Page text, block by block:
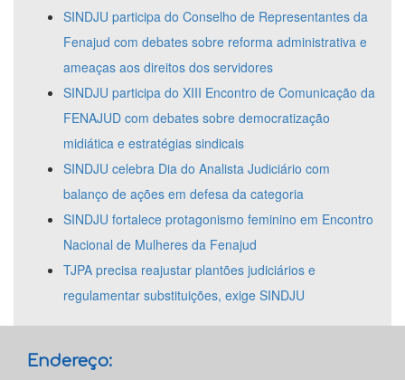
SINDJU participa do Conselho de Representantes da
Fenajud com debates sobre reforma administrativa e
ameaças aos direitos dos servidores
SINDJU participa do XIII Encontro de Comunicação da
FENAJUD com debates sobre democratização
midiática e estratégias sindicais
SINDJU celebra Dia do Analista Judiciário com
balanço de ações em defesa da categoria
SINDJU fortalece protagonismo feminino em Encontro
Nacional de Mulheres da Fenajud
TJPA precisa reajustar plantões judiciários e
regulamentar substituições, exige SINDJU
Endereço: